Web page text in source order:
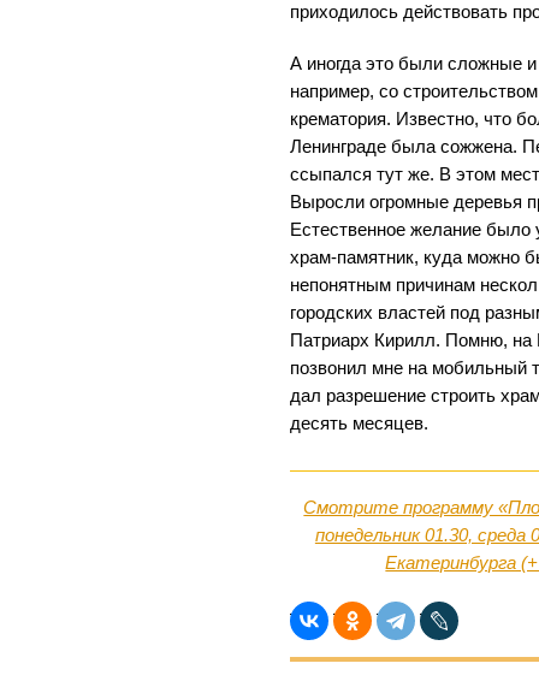
приходилось действовать
А иногда это были сложные и
например, со
крематория. Известно, что
Ленинграде была сожжена.
ссыпался тут же. В этом
Выросли огромные деревья
Естественное желание было
храм-памятник, куда можно
непонятным причинам
городских властей под
Патриарх Кирилл. Помню, на
позвонил мне на мобильный
дал разрешение строить
десять месяцев.
Смотрите программу
понедельник 01.30, среда
Екатеринбурга